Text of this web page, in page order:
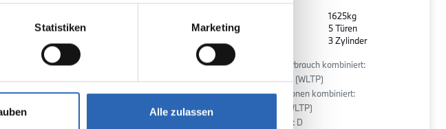
Statistiken Marketing
Alle zulassen
Euro 6
1 Gänge
2525kg
Stromverbrauch:
19.1 kWh/100km (WLTP)
Elektrische Reichweite kombiniert:
568 km (WLTP)
CO
1625kg
5 Türen
3 Zylinder
Kraftstoffverbrauch kombiniert:
5.9 l/100km (WLTP)
CO2-Emissionen kombiniert:
132 g/km (WLTP)
-Klasse: D